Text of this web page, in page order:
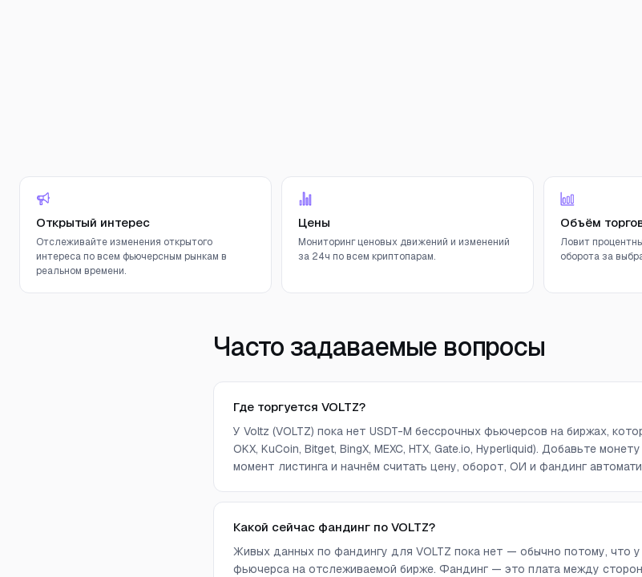
Открытый интерес
Отслеживайте изменения открытого
интереса по всем фьючерсным рынкам в
реальном времени.
Цены
Мониторинг ценовых движений и изменений
за 24ч по всем криптопарам.
Объём
Ловит
оборота за
Часто задаваемые вопросы
Где торгуется VOLTZ?
У Voltz (VOLTZ) пока нет USDT-M бессрочных фьючерсов на биржах,
OKX, KuCoin, Bitget, BingX, MEXC, HTX, Gate.io, Hyperliquid). Добавьте
момент листинга и начнём считать цену, оборот, ОИ и фандинг
Какой сейчас фандинг по VOLTZ?
Живых данных по фандингу для VOLTZ пока нет — обычно потому, что у
фьючерса на отслеживаемой бирже. Фандинг — это плата между